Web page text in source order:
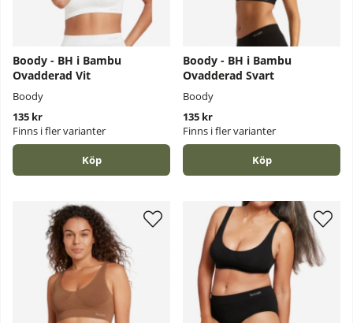
Boody - BH i Bambu
Ovadderad Vit
Boody
135 kr
Finns i fler varianter
Köp
Boody - BH i Bambu
Ovadderad Svart
Boody
135 kr
Finns i fler varianter
Köp